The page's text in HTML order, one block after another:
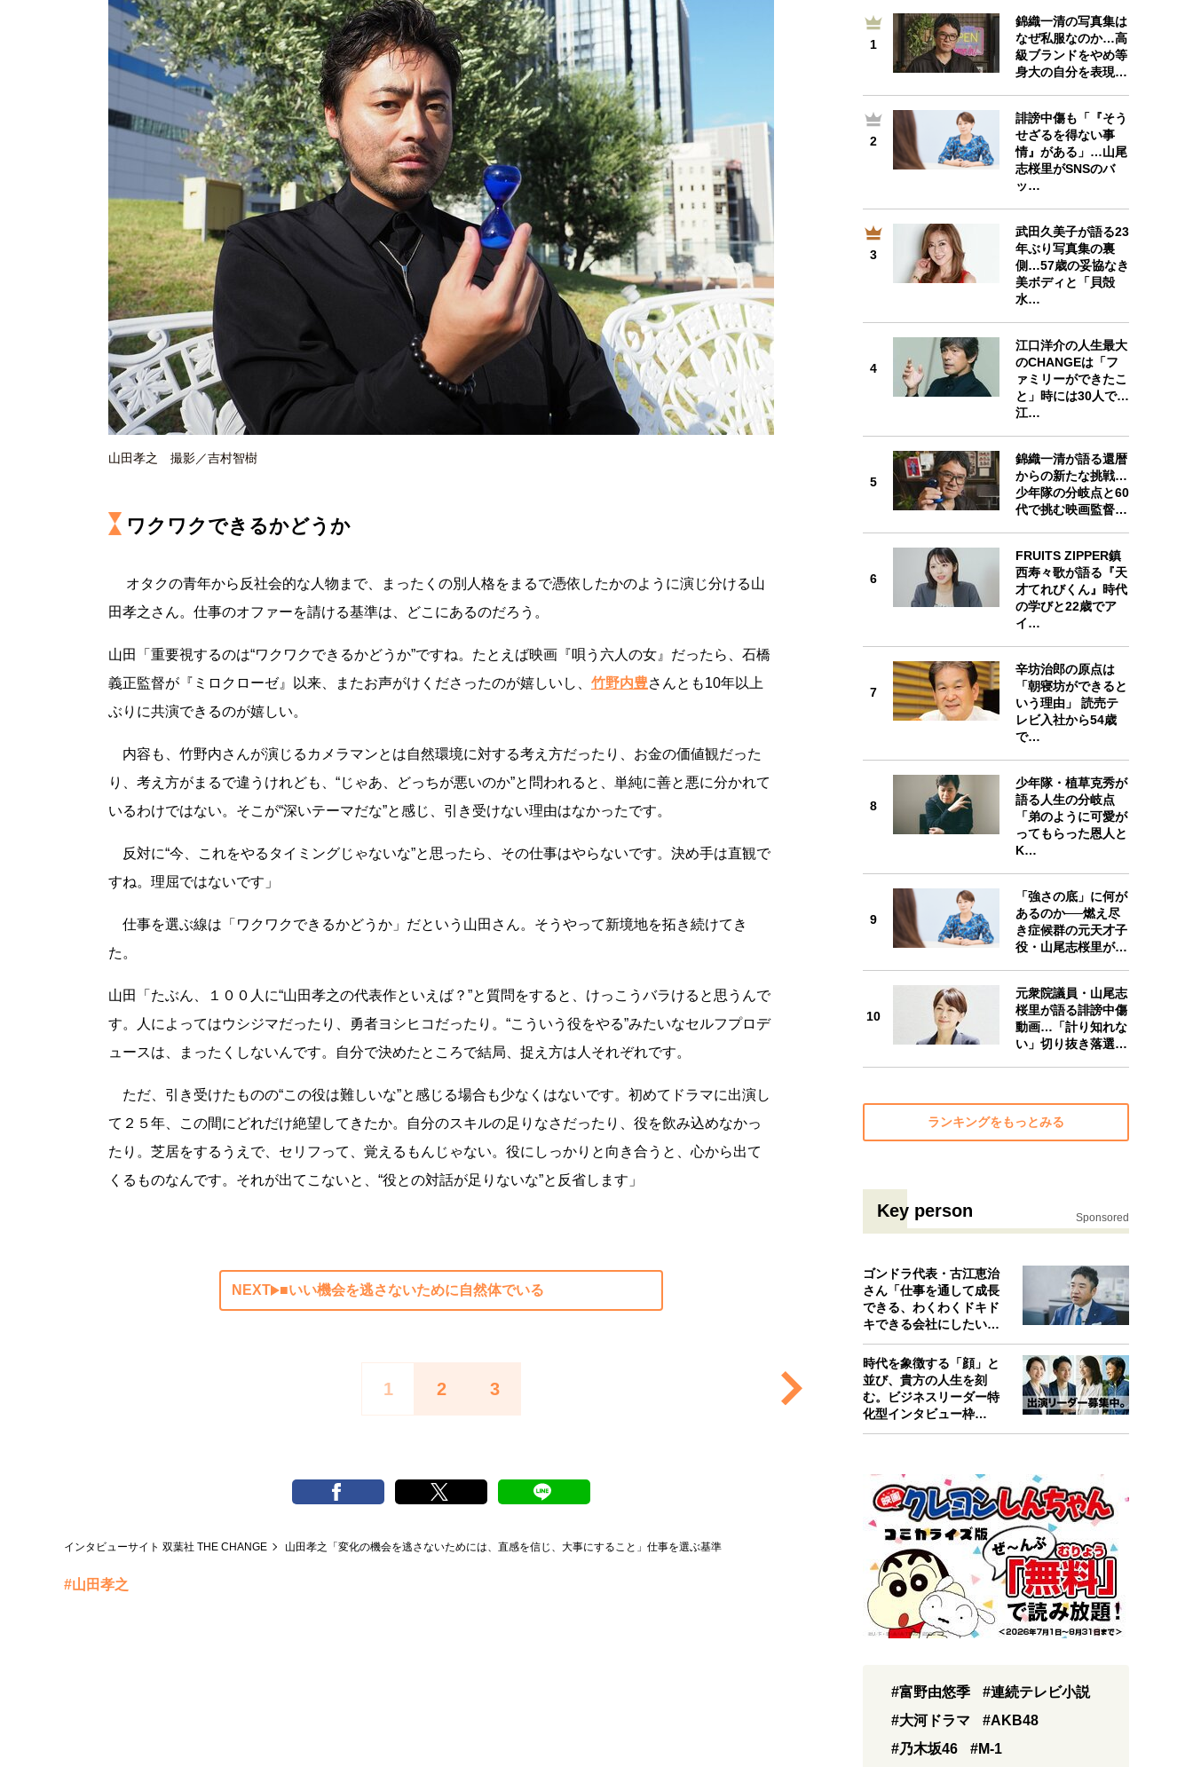
山田孝之 撮影／吉村智樹
ワクワクできるかどうか
オタクの青年から反社会的な人物まで、まったくの別人格をまるで憑依したかのように演じ分ける山
田孝之さん。仕事のオファーを請ける基準は、どこにあるのだろう。
山田「重要視するのは“ワクワクできるかどうか”ですね。たとえば映画『唄う六人の女』だったら、石橋
義正監督が『ミロクローゼ』以来、またお声がけくださったのが嬉しいし、 竹野内豊さんとも10年以上
ぶりに共演できるのが嬉しい。
内容も、竹野内さんが演じるカメラマンとは自然環境に対する考え方だったり、お金の価値観だった
り、考え方がまるで違うけれども、“じゃあ、どっちが悪いのか”と問われると、単純に善と悪に分かれて
いるわけではない。そこが“深いテーマだな”と感じ、引き受けない理由はなかったです。
反対に“今、これをやるタイミングじゃないな”と思ったら、その仕事はやらないです。決め手は直観で
すね。理屈ではないです」
仕事を選ぶ線は「ワクワクできるかどうか」だという山田さん。そうやって新境地を拓き続けてき
た。
山田「たぶん、１００人に“山田孝之の代表作といえば？”と質問をすると、けっこうバラけると思うんで
す。人によってはウシジマだったり、勇者ヨシヒコだったり。“こういう役をやる”みたいなセルフプロデ
ュースは、まったくしないんです。自分で決めたところで結局、捉え方は人それぞれです。
ただ、引き受けたものの“この役は難しいな”と感じる場合も少なくはないです。初めてドラマに出演し
て２５年、この間にどれだけ絶望してきたか。自分のスキルの足りなさだったり、役を飲み込めなかっ
たり。芝居をするうえで、セリフって、覚えるもんじゃない。役にしっかりと向き合うと、心から出て
くるものなんです。それが出てこないと、“役との対話が足りないな”と反省します」
NEXT ■いい機会を逃さないために自然体でいる
1 2 3
インタビューサイト 双葉社 THE CHANGE 山田孝之「変化の機会を逃さないためには、直感を信じ、大事にすること」仕事を選ぶ基準
#山田孝之
1
錦織一清の写真集は
なぜ私服なのか…高
級ブランドをやめ等
身大の自分を表現…
2
誹謗中傷も「『そう
せざるを得ない事
情』がある」…山尾
志桜里がSNSのバ
ッ…
3
武田久美子が語る23
年ぶり写真集の裏
側…57歳の妥協なき
美ボディと「貝殻
水…
4
江口洋介の人生最大
のCHANGEは「フ
ァミリーができたこ
と」時には30人で…
江…
5
錦織一清が語る還暦
からの新たな挑戦…
少年隊の分岐点と60
代で挑む映画監督…
6
FRUITS ZIPPER鎮
西寿々歌が語る『天
才てれびくん』時代
の学びと22歳でア
イ…
7
辛坊治郎の原点は
「朝寝坊ができると
いう理由」 読売テ
レビ入社から54歳
で…
8
少年隊・植草克秀が
語る人生の分岐点
「弟のように可愛が
ってもらった恩人と
K…
9
「強さの底」に何が
あるのか──燃え尽
き症候群の元天才子
役・山尾志桜里が…
10
元衆院議員・山尾志
桜里が語る誹謗中傷
動画…「計り知れな
い」切り抜き落選…
ランキングをもっとみる
Key person Sponsored
ゴンドラ代表・古江恵治
さん「仕事を通して成長
できる、わくわくドキド
キできる会社にしたいと
考えたんで…
時代を象徴する「顔」と
並び、貴方の人生を刻
む。ビジネスリーダー特
化型インタビュー枠
『Key person』始…
#富野由悠季
#連続テレビ小説
#大河ドラマ
#AKB48
#乃木坂46
#M-1